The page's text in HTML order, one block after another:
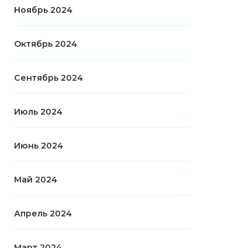
Ноябрь 2024
Октябрь 2024
Сентябрь 2024
Июль 2024
Июнь 2024
Май 2024
Апрель 2024